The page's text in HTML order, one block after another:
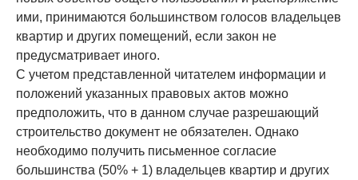
ими, принимаются большинством голосов владельцев
квартир и других помещений, если закон не
предусматривает иного.
С учетом представленной читателем информации и
положений указанных правовых актов можно
предположить, что в данном случае разрешающий
строительство документ не обязателен. Однако
необходимо получить письменное согласие
большинства (50% + 1) владельцев квартир и других